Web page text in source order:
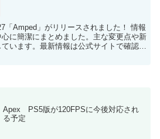
「Amped」がリリースされました！ 情報
に簡潔にまとめました。主な変更点や新
います。最新情報は公式サイトで確認し
Apex PS5版が120FPSに今後対応され
る予定